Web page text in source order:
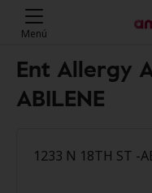
Menú
Ent Allergy
ABILENE
1233 N 18TH ST -